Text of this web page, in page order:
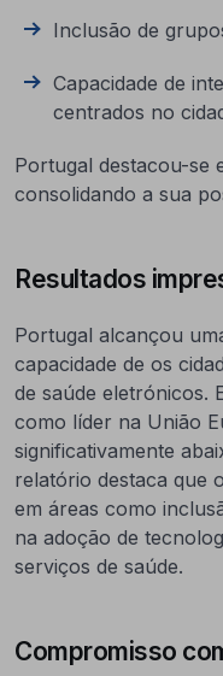
Inclusão de
Capacidade de
centrados no
Portugal destacou-se
consolidando a sua
Resultados
Portugal alcançou
capacidade de os
de saúde eletrónicos.
como líder na União
significativamente
relatório destaca que
em áreas como
na adoção de
serviços de saúde.
Compromisso